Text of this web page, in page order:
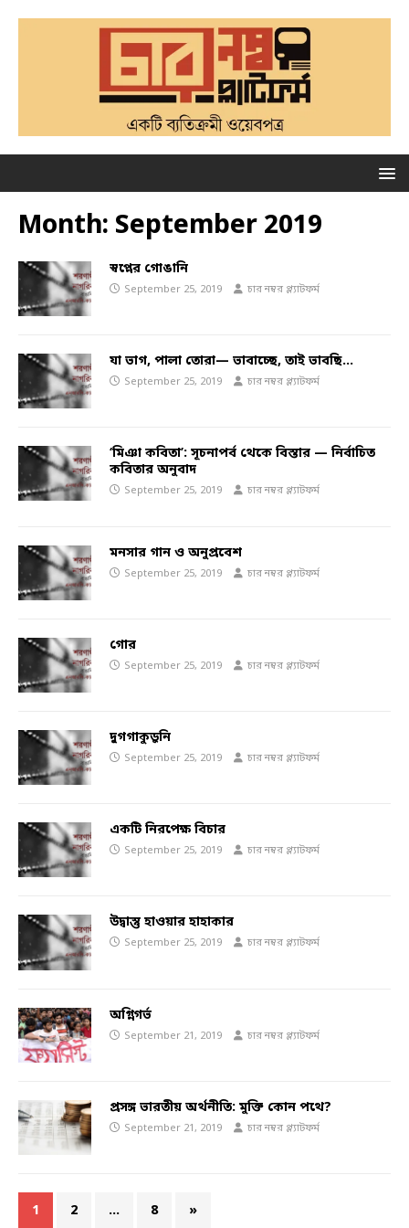
Month: September 2019
স্বপ্নের গোঙানি
September 25, 2019 চার নম্বর প্ল্যাটফর্ম
যা ভাগ, পালা তোরা— ভাবাচ্ছে, তাই ভাবছি…
September 25, 2019 চার নম্বর প্ল্যাটফর্ম
‘মিঞা কবিতা’: সূচনাপর্ব থেকে বিস্তার — নির্বাচিত
কবিতার অনুবাদ
September 25, 2019 চার নম্বর প্ল্যাটফর্ম
মনসার গান ও অনুপ্রবেশ
September 25, 2019 চার নম্বর প্ল্যাটফর্ম
গোর
September 25, 2019 চার নম্বর প্ল্যাটফর্ম
দুগগাকুড়ুনি
September 25, 2019 চার নম্বর প্ল্যাটফর্ম
একটি নিরপেক্ষ বিচার
September 25, 2019 চার নম্বর প্ল্যাটফর্ম
উদ্বাস্তু হাওয়ার হাহাকার
September 25, 2019 চার নম্বর প্ল্যাটফর্ম
অগ্নিগর্ভ
September 21, 2019 চার নম্বর প্ল্যাটফর্ম
প্রসঙ্গ ভারতীয় অর্থনীতি: মুক্তি কোন পথে?
September 21, 2019 চার নম্বর প্ল্যাটফর্ম
1 2 … 8 »